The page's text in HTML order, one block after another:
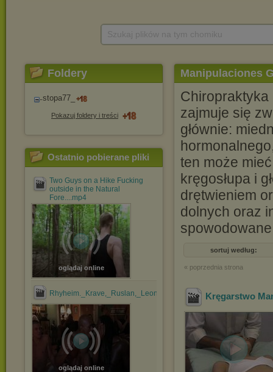
Foldery
stopa77_
Pokazuj foldery i treści
Ostatnio pobierane pliki
Two Guys on a Hike Fucking
outside in the Natural
Fore....mp4
oglądaj online
Rhyheim._Krave,_Ruslan,_Leon,_Rider,_Zario_&_JayNite_1....mp4
oglądaj online
Manipulaciones
Chiropraktyka
zajmuje się
głównie:
ten może
kręgosłupa i
drętwieniem
dolnych oraz
sortuj według:
« poprzednia strona
Kręgarstwo